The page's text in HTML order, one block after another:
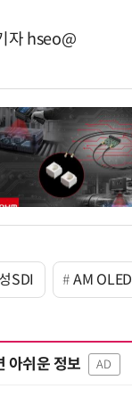
자 hseo@
SDI AM OLED
아쉬운 정보 AD